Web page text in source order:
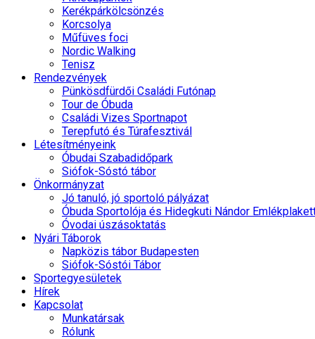
Kerékpárkölcsönzés
Korcsolya
Műfüves foci
Nordic Walking
Tenisz
Rendezvények
Pünkösdfürdői Családi Futónap
Tour de Óbuda
Családi Vizes Sportnapot
Terepfutó és Túrafesztivál
Létesítményeink
Óbudai Szabadidőpark
Siófok-Sóstó tábor
Önkormányzat
Jó tanuló, jó sportoló pályázat
Óbuda Sportolója és Hidegkuti Nándor
Óvodai úszásoktatás
Nyári Táborok
Napközis tábor Budapesten
Siófok-Sóstói Tábor
Sportegyesületek
Hírek
Kapcsolat
Munkatársak
Rólunk